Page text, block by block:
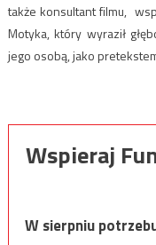
także konsultant filmu,
Motyka, który wyraził
jego osobą, jako
Wspieraj
W sierpniu